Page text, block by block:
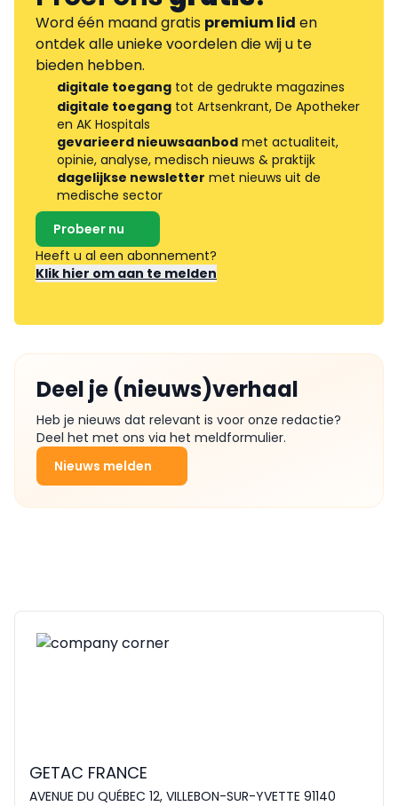
Word één maand gratis premium lid en
ontdek alle unieke voordelen die wij u te
bieden hebben.
digitale toegang tot de gedrukte magazines
digitale toegang tot Artsenkrant, De Apotheker
en AK Hospitals
gevarieerd nieuwsaanbod met actualiteit,
opinie, analyse, medisch nieuws & praktijk
dagelijkse newsletter met nieuws uit de
medische sector
Probeer nu
Heeft u al een abonnement?
Klik hier om aan te melden
Deel je (nieuws)verhaal
Heb je nieuws dat relevant is voor onze redactie?
Deel het met ons via het meldformulier.
Nieuws melden
GETAC FRANCE
AVENUE DU QUÉBEC 12, VILLEBON-SUR-YVETTE 91140